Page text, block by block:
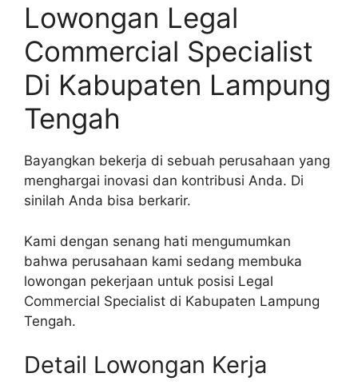
Lowongan Legal
Commercial Specialist
Di Kabupaten Lampung
Tengah
Bayangkan bekerja di sebuah perusahaan yang
menghargai inovasi dan kontribusi Anda. Di
sinilah Anda bisa berkarir.
Kami dengan senang hati mengumumkan
bahwa perusahaan kami sedang membuka
lowongan pekerjaan untuk posisi Legal
Commercial Specialist di Kabupaten Lampung
Tengah.
Detail Lowongan Kerja